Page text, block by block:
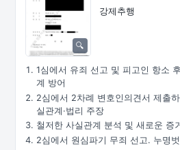
강제추행
1심에서 유죄 선고 및 피고인 항소
계 방어
2심에서 2차례 변호인의견서 제출
실관계·법리 주장
철저한 사실관계 분석 및 새로운 증
2심에서 원심파기 무죄 선고. 누명